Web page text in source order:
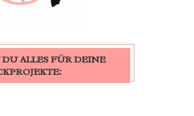
ALLES FÜR DEINE